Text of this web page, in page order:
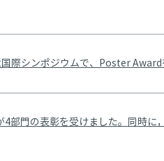
際シンポジウムで、Poster Award
部門の表彰を受けました。同時に